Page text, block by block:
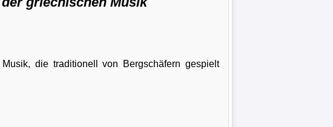
die traditionell von Bergschäfern gespielt